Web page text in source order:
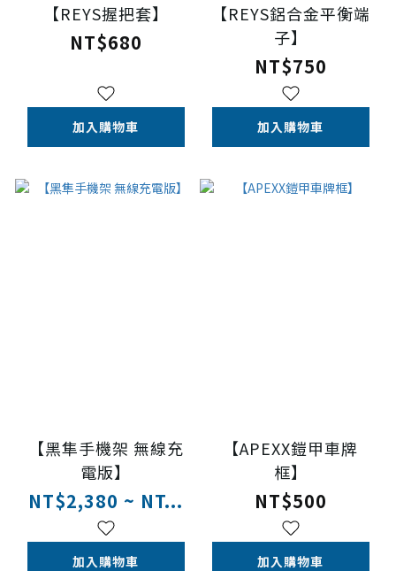
【REYS握把套】
NT$680
加入購物車
【REYS鋁合金平衡端
子】
NT$750
加入購物車
【黑隼手機架 無線充
電版】
NT$2,380 ~ NT...
加入購物車
【APEXX鎧甲車牌
框】
NT$500
加入購物車